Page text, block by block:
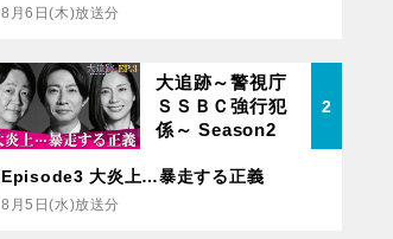
8月6日(木)放送分
大追跡～警視庁
ＳＳＢＣ強行犯
係～ Season2
2
Episode3 大炎上…暴走する正義
8月5日(水)放送分